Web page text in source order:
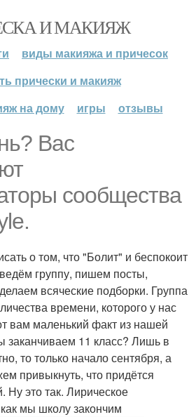
И МАКИЯЖ
виды макияжа и причесок
прически и макияж
на дому
игры отзывы
Вас
сообщества
о том, что "Болит" и беспокоит
группу, пишем посты,
всяческие подборки. Группа
времени, которого у нас
вам маленький факт из нашей
заканчиваем 11 класс? Лишь в
то только начало сентября, а
привыкнуть, что придётся
Ну это так. Лирическое
мы школу закончим